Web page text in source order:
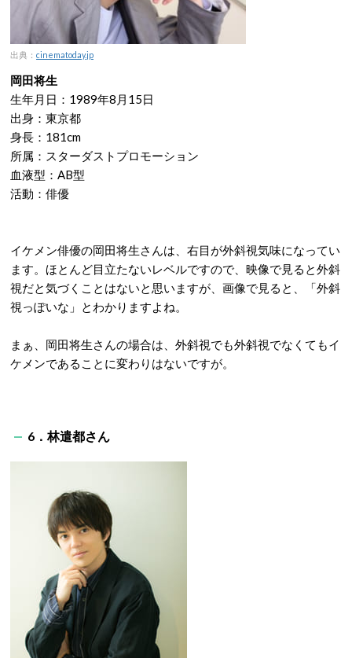
出典： cinematoday.jp
岡田将生
生年月日：1989年8月15日
出身：東京都
身長：181cm
所属：スターダストプロモーション
血液型：AB型
活動：俳優
イケメン俳優の岡田将生さんは、右目が外斜視気味になってい
ます。ほとんど目立たないレベルですので、映像で見ると外斜
視だと気づくことはないと思いますが、画像で見ると、「外斜
視っぽいな」とわかりますよね。
まぁ、岡田将生さんの場合は、外斜視でも外斜視でなくてもイ
ケメンであることに変わりはないですが。
6．林遣都さん